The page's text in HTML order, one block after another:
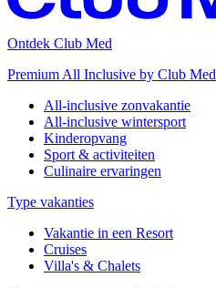
Ontdek Club Med
Premium All Inclusive by Club Med
All-inclusive zonvakantie
All-inclusive wintersport
Kinderopvang
Sport & activiteiten
Culinaire ervaringen
Type vakanties
Vakantie in een Resort
Cruises
Villa's & Chalets